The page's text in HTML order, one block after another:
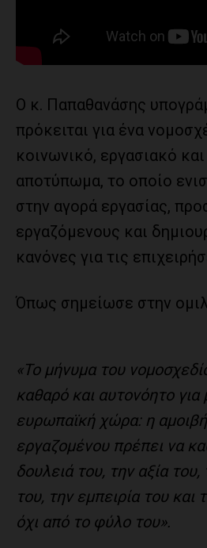
Ο κ. Παπαθανάσης
πρόκειται για ένα
κοινωνικό, εργασιακό
αποτύπωμα, το οποίο
στην αγορά εργασίας,
εργαζόμενους και
κανόνες για τις
Όπως σημείωσε στην
«Το μήνυμα του
καθαρό και αυτονόητο για
ευρωπαϊκή χώρα: η
εργαζομένου πρέπει να
δουλειά του, την αξία του,
του, την εμπειρία του
όχι από το φύλο του».